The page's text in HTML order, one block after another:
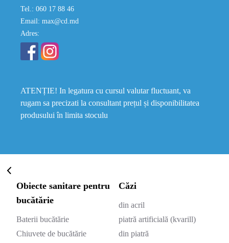
Tel.: 060 17 88 46
Email: max@cd.md
Adres:
ATENȚIE! In legatura cu cursul valutar fluctuant, va
rugam sa precizati la consultant prețul și disponibilitatea
produsului în limita stoculu
Obiecte sanitare pentru
bucătărie
Baterii bucătărie
Chiuvete de bucătărie
Căzi
din acril
piatră artificială (kvarill)
din piatră